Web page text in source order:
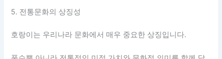
5. 전통문화의 상징성
호랑이는 우리나라 문화에서 매우 중요한 상징입니다.